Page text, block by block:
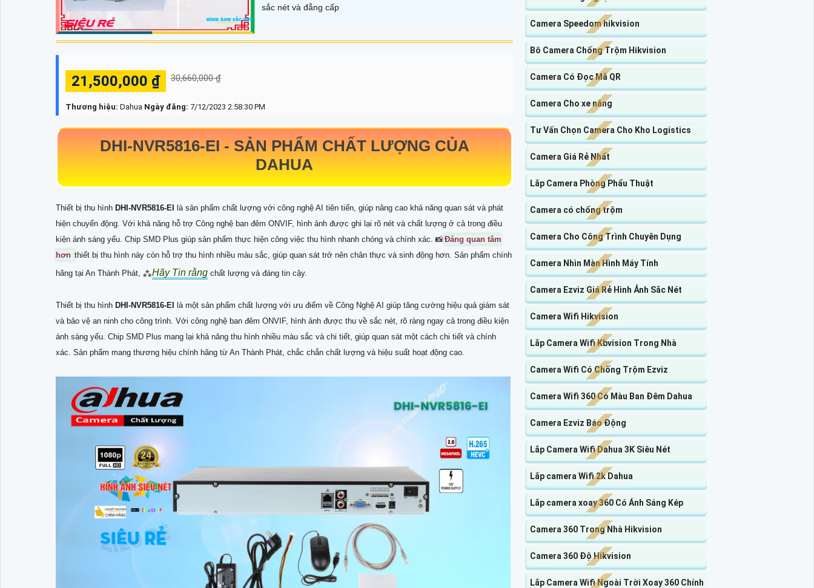
sắc nét và đẳng cấp
21,500,000 ₫ 30,660,000 ₫
Thương hiệu: Dahua Ngày đăng: 7/12/2023 2:58:30 PM
DHI-NVR5816-EI - SẢN PHẨM CHẤT LƯỢNG CỦA
DAHUA
Thiết bị thu hình DHI-NVR5816-EI
là sản phẩm chất lượng với công nghệ AI tiên tiến, giúp nâng cao khả năng quan sát và phát
hiện chuyển động. Với khả năng hỗ trợ Công nghệ ban đêm ONVIF, hình ảnh được ghi lại rõ nét và chất lượng ở cả trong điều
kiện ánh sáng yếu. Chip SMD Plus giúp sản phẩm thực hiện công việc thu hình nhanh chóng và chính xác. 📸Đáng quan tâm
hơn thiết bị thu hình này còn hỗ trợ thu hình nhiều màu sắc, giúp quan sát trở nên chân thực và sinh động hơn. Sản phẩm chính
hãng tại An Thành Phát, ⁂Hãy Tin rằng chất lượng và đáng tin cậy.
Thiết bị thu hình DHI-NVR5816-EI
là một sản phẩm chất lượng với ưu điểm về Công Nghệ AI giúp tăng cường hiệu quả giám sát
và bảo vệ an ninh cho công trình. Với công nghệ ban đêm ONVIF, hình ảnh được thu về sắc nét, rõ ràng ngay cả trong điều kiện
ánh sáng yếu. Chip SMD Plus mang lại khả năng thu hình nhiều màu sắc và chi tiết, giúp quan sát một cách chi tiết và chính
xác. Sản phẩm mang thương hiệu chính hãng từ An Thành Phát, chắc chắn chất lượng và hiệu suất hoạt động cao.
Camera Speedom hikvision
Bô Camera Chống Trộm Hikvision
Camera Có Đọc Mã QR
Camera Cho xe nâng
Tư Vấn Chọn Camera Cho Kho Logistics
Camera Giá Rẻ Nhất
Lắp Camera Phòng Phẩu Thuật
Camera có chống trộm
Camera Cho Công Trình Chuyên Dụng
Camera Nhìn Màn Hình Máy Tính
Camera Ezviz Giá Rẻ Hình Ảnh Sắc Nét
Camera Wifi Hikvision
Lắp Camera Wifi Kbvision Trong Nhà
Camera Wifi Có Chống Trộm Ezviz
Camera Wifi 360 Có Màu Ban Đêm Dahua
Camera Ezviz Báo Động
Lắp Camera Wifi Dahua 3K Siêu Nét
Lắp camera Wifi 2k Dahua
Lắp camera xoay 360 Có Ánh Sáng Kép
Camera 360 Trong Nhà Hikvision
Camera 360 Độ Hikvision
Lắp Camera Wifi Ngoài Trời Xoay 360 Chính